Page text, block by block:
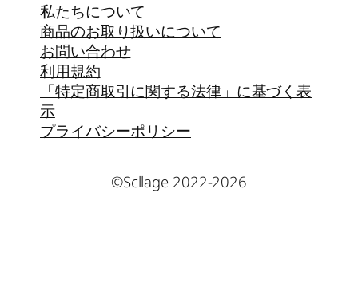
私たちについて
商品のお取り扱いについて
お問い合わせ
利用規約
「特定商取引に関する法律」に基づく表
示
プライバシーポリシー
©Scllage 2022-2026